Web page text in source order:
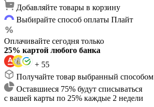
Добавляйте товары в корзину
Выбирайте способ оплаты Плайт
Оплачивайте сегодня только
25% картой любого банка
+ 55
Получайте товар выбранный способом
Оставшиеся 75% будут списываться
с вашей карты по 25% каждые 2 недели